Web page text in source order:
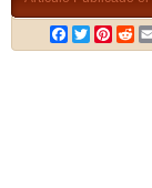
Facebook
Twitter